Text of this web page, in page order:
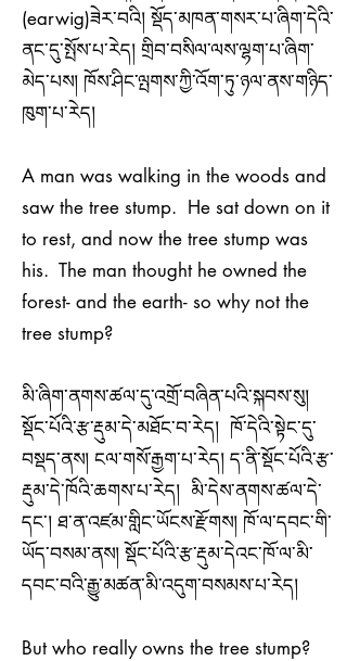
(earwig)ཟེར་བའི། སྡོད་མཁན་གསར་པ་ཞིག་དེའི་
ནང་དུ་སྤོས་པ་རེད། གྲིབ་བསིལ་ལས་ལྷག་པ་ཞིག་
མེད་པས། ཁོས་ཤིང་ལྤགས་ཀྱི་འོག་ཏུ་ཉལ་ནས་གཉིད་
ཁུག་པ་རེད།
A man was walking in the woods and
saw the tree stump. He sat down on it
to rest, and now the tree stump was
his. The man thought he owned the
forest- and the earth- so why not the
tree stump?
​​མི་ཞིག་ནགས་ཚལ་དུ་འགྲོ་བཞིན་པའི་སྐབས་སུ།
སྡོང་པོའི་རྩ་རྡུམ་དེ་མཐོང་བ་རེད། ཁོ་དེའི་སྟེང་དུ་
བསྡད་ནས། ངལ་གསོ་རྒྱག་པ་རེད། ད་ནི་སྡོང་པོའི་རྩ་
རྡུམ་དེ་ཁོའི་ཆགས་པ་རེད། མི་དེས་ནགས་ཚལ་དེ་
དང་། ཐ་ན་འཛམ་གླིང་ཡོངས་རྫོགས། ཁོ་ལ་དབང་གི་
ཡོད་བསམ་ནས། སྡོང་པོའི་རྩ་རྡུམ་དེའང་ཁོ་ལ་མི་
དབང་བའི་རྒྱུ་མཚན་མི་འདུག་བསམས་པ་རེད།
But who really owns the tree stump?